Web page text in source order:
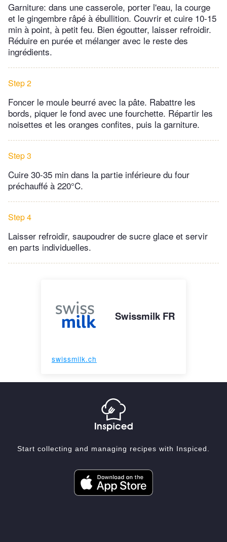
Garniture: dans une casserole, porter l'eau, la courge
et le gingembre râpé à ébullition. Couvrir et cuire 10-15
min à point, à petit feu. Bien égoutter, laisser refroidir.
Réduire en purée et mélanger avec le reste des
ingrédients.
Step 2
Foncer le moule beurré avec la pâte. Rabattre les
bords, piquer le fond avec une fourchette. Répartir les
noisettes et les oranges confites, puis la garniture.
Step 3
Cuire 30-35 min dans la partie inférieure du four
préchauffé à 220°C.
Step 4
Laisser refroidir, saupoudrer de sucre glace et servir
en parts individuelles.
Swissmilk FR
swissmilk.ch
Start collecting and managing recipes with Inspiced.